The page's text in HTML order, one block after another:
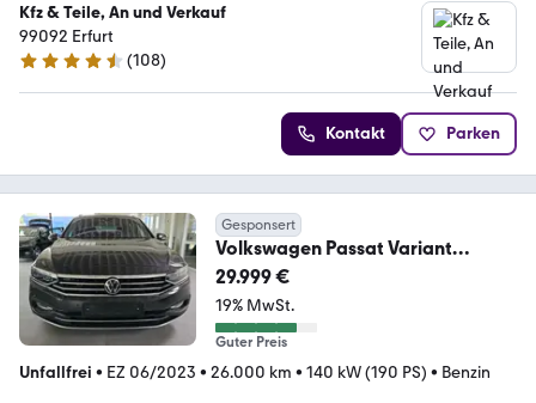
Kfz & Teile, An und Verkauf
99092 Erfurt
4.3 Sterne
(108)
Kontakt Parken
Gesponsert
Volkswagen Passat Variant
Elegance
29.999 €
19% MwSt.
Guter Preis
Unfallfrei • EZ 06/2023 • 26.000 km • 140 kW (190 PS) • Benzin